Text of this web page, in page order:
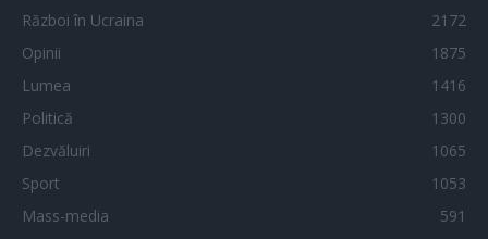
Război în Ucraina
2172
Opinii
1875
Lumea
1416
Politică
1300
Dezvăluiri
1065
Sport
1053
Mass-media
591